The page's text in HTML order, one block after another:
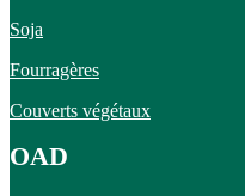
Soja
Fourragères
Couverts végétaux
OAD